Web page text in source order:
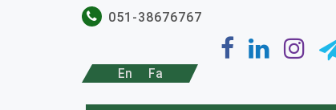
051-38676767
Fa
En